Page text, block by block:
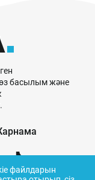
басылым және
файлдарын